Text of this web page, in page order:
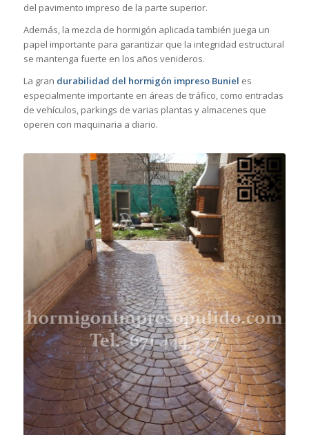
del pavimento impreso de la parte superior.
Además, la mezcla de hormigón aplicada también juega un
papel importante para garantizar que la integridad estructural
se mantenga fuerte en los años venideros.
La gran durabilidad del hormigón impreso Buniel es
especialmente importante en áreas de tráfico, como entradas
de vehículos, parkings de varias plantas y almacenes que
operen con maquinaria a diario.